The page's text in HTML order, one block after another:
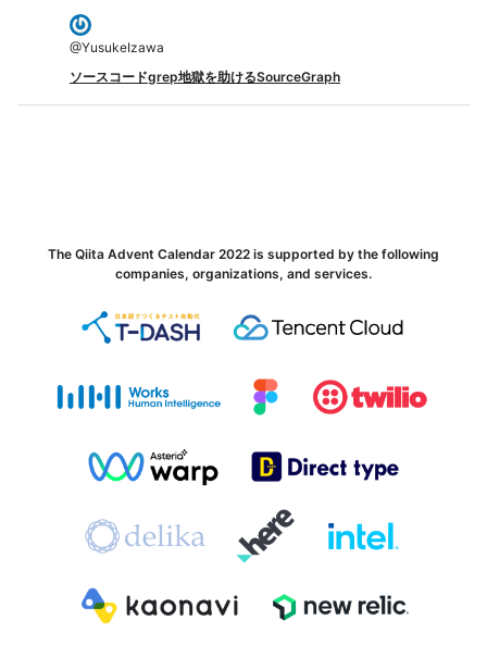
@YusukeIzawa
ソースコードgrep地獄を助けるSourceGraph
The Qiita Advent Calendar 2022 is supported by the following
companies, organizations, and services.